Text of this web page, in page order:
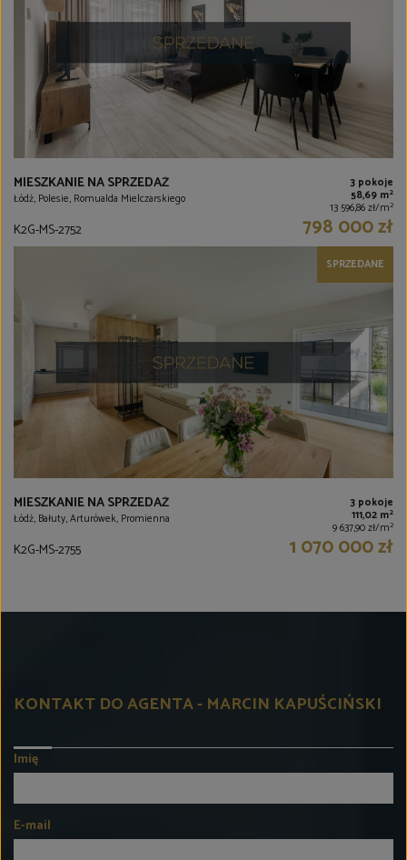
MIESZKANIE NA SPRZEDAŻ
Łódź, Polesie, Romualda Mielczarskiego
3 pokoje
58,69 m2
13 596,86 zł/m2
K2G-MS-2752 798 000 zł
SPRZEDANE
MIESZKANIE NA SPRZEDAŻ
Łódź, Bałuty, Arturówek, Promienna
3 pokoje
111,02 m2
9 637,90 zł/m2
K2G-MS-2755 1 070 000 zł
KONTAKT DO AGENTA - MARCIN KAPUŚCIŃSKI
Imię
E-mail